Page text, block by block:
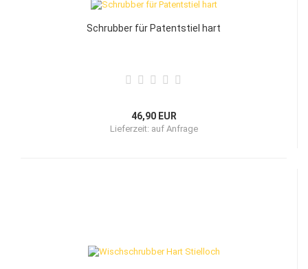
Schrubber für Patentstiel hart
46,90 EUR
Lieferzeit: auf Anfrage